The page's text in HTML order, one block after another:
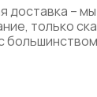
доставка –
только